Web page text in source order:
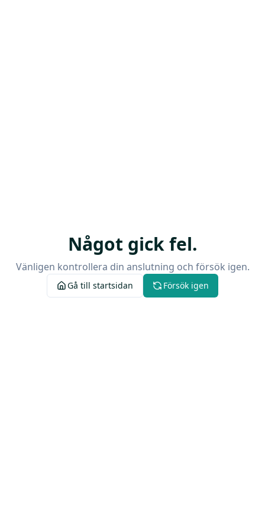
Något gick fel.
Vänligen kontrollera din anslutning och försök igen.
Gå till startsidan Försök igen